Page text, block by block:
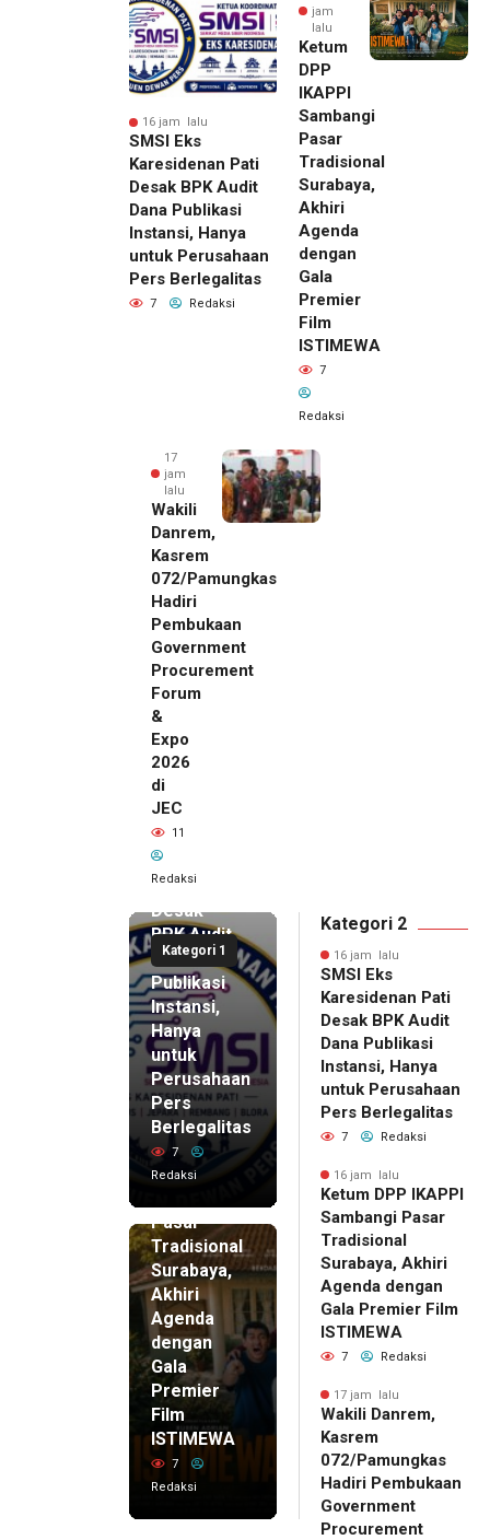
16 jam lalu
SMSI Eks
Karesidenan Pati
Desak BPK Audit
Dana Publikasi
Instansi, Hanya
untuk Perusahaan
Pers Berlegalitas
7 Redaksi
jam
lalu
Ketum
DPP
IKAPPI
Sambangi
Pasar
Tradisional
Surabaya,
Akhiri
Agenda
dengan
Gala
Premier
Film
ISTIMEWA
7
Redaksi
17
jam
lalu
Wakili
Danrem,
Kasrem
072/Pamungkas
Hadiri
Pembukaan
Government
Procurement
Forum
&
Expo
2026
di
JEC
11
Redaksi
Kategori 1
16 jam lalu
SMSI Eks
Karesidenan
Pati
Desak
BPK Audit
Dana
Publikasi
Instansi,
Hanya
untuk
Perusahaan
Pers
Berlegalitas
7
Redaksi
16 jam lalu
Ketum
DPP
IKAPPI
Pasar
Tradisional
Surabaya,
Akhiri
Agenda
dengan
Gala
Premier
Film
ISTIMEWA
7
Redaksi
Kategori 2
16 jam lalu
SMSI Eks
Karesidenan Pati
Desak BPK Audit
Dana Publikasi
Instansi, Hanya
untuk Perusahaan
Pers Berlegalitas
7 Redaksi
16 jam lalu
Ketum DPP IKAPPI
Sambangi Pasar
Tradisional
Surabaya, Akhiri
Agenda dengan
Gala Premier Film
ISTIMEWA
7 Redaksi
17 jam lalu
Wakili Danrem,
Kasrem
072/Pamungkas
Hadiri Pembukaan
Government
Procurement